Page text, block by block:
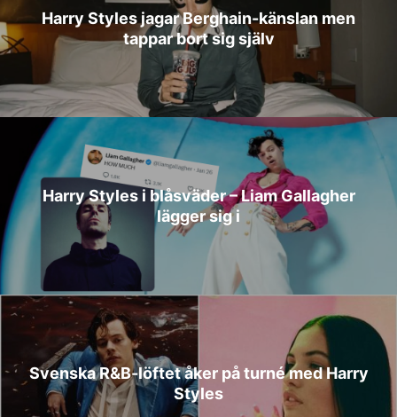
Harry Styles jagar Berghain-känslan men
tappar bort sig själv
Harry Styles i blåsväder – Liam Gallagher
lägger sig i
Svenska R&B-löftet åker på turné med Harry
Styles